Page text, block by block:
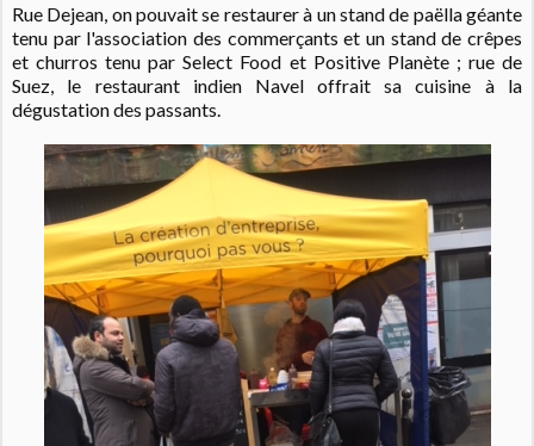
Rue Dejean, on pouvait se restaurer à un stand de paëlla géante
tenu par l'association des commerçants et un stand de crêpes
et churros tenu par Select Food et Positive Planète ; rue de
Suez, le restaurant indien Navel offrait sa cuisine à la
dégustation des passants.